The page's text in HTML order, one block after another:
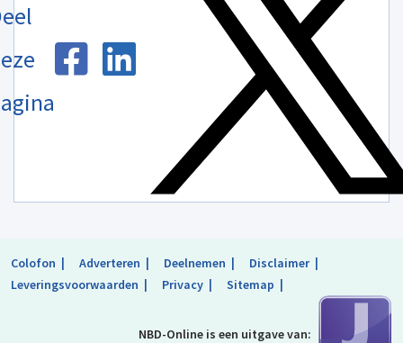
Colofon Adverteren Deelnemen
Disclaimer
Leveringsvoorwaarden
Privacy Sitemap
NBD-Online is een uitgave van: